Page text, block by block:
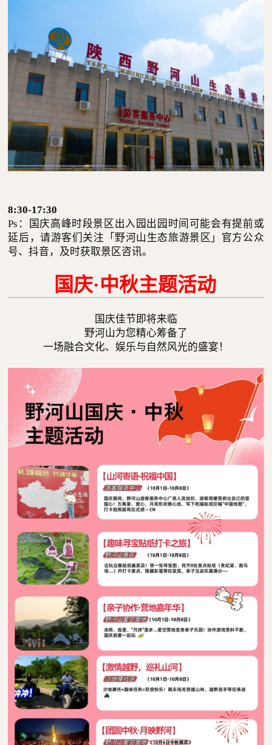
8:30-17:30
Ps：国庆高峰时段景区出入园出园时间可能会有提前或
延后，请游客们关注「野河山生态旅游景区」官方公众
号、抖音，及时获取景区咨讯。
国庆·中秋主题活动
国庆佳节即将来临
野河山为您精心筹备了
一场融合文化、娱乐与自然风光的盛宴！